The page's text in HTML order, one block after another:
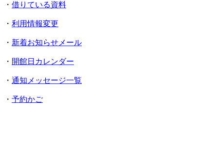
・ 借りている資料
・ 利用情報変更
・ 新着お知らせメール
・ 開館日カレンダー
・ 通知メッセージ一覧
・ 予約かご